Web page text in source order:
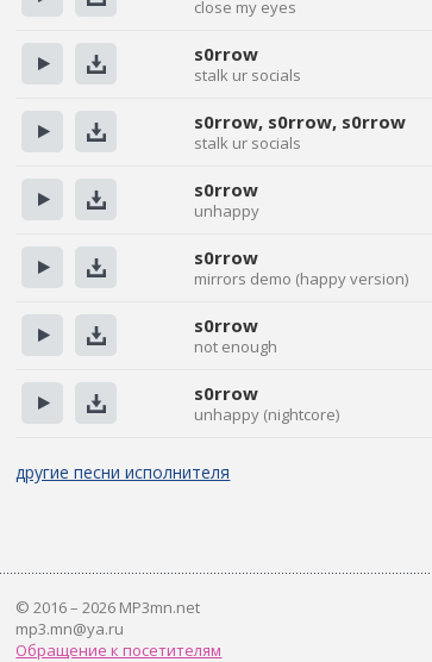
close my eyes
s0rrow
stalk ur socials
s0rrow, s0rrow, s0rrow
stalk ur socials
s0rrow
unhappy
s0rrow
mirrors demo (happy version)
s0rrow
not enough
s0rrow
unhappy (nightcore)
другие песни исполнителя
© 2016 – 2026 MP3mn.net
mp3.mn@ya.ru
Обращение к посетителям